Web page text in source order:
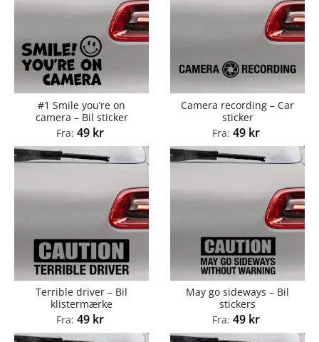
#1 Smile you’re on
camera – Bil sticker
Fra: 49 kr
Camera recording – Car
sticker
Fra: 49 kr
Terrible driver – Bil
klistermærke
Fra: 49 kr
May go sideways – Bil
stickers
Fra: 49 kr